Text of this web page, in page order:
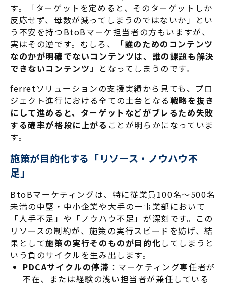
す。「ターゲットを定めると、そのターゲットしか
反応せず、母数が減ってしまうのではないか」とい
う不安を持つBtoBマーケ担当者の方もいますが、
実はその逆です。むしろ、
「誰のためのコンテンツ
なのかが明確でないコンテンツは、誰の課題も解決
できないコンテンツ」
となってしまうのです。
ferretソリューションの支援実績から見ても、プロ
ジェクト進行における全ての土台となる戦略を抜き
にして進めると、ターゲットなどがブレるため失敗
する確率が格段に上がる ことが明らかになっていま
す。
施策が目的化する「リソース・ノウハウ不
足」
BtoBマーケティングは、特に従業員100名〜500名
未満の中堅・中小企業や大手の一事業部において
「人手不足」や「ノウハウ不足」が深刻です。この
リソースの制約が、施策の実行スピードを妨げ、結
果として施策の実行そのものが目的化してしまうと
いう負のサイクルを生み出します。
PDCAサイクルの停滞 ：マーケティング専任者が
不在、または経験の浅い担当者が兼任している